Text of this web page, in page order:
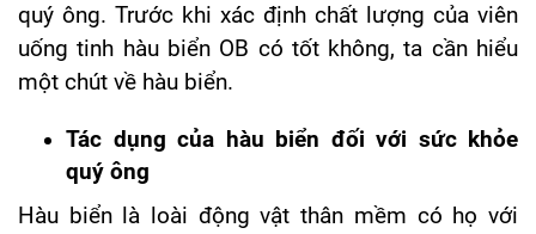
quý ông. Trước khi xác định chất lượng của viên
uống tinh hàu biển OB có tốt không, ta cần hiểu
một chút về hàu biển.
Tác dụng của hàu biển đối với sức khỏe
quý ông
Hàu biển là loài động vật thân mềm có họ với